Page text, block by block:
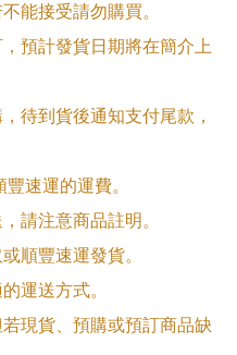
能接受請勿購買。
預計發貨日期將在簡介上
待到貨後通知支付尾款，
速運的運費。
請注意商品註明。
順豐速運發貨。
運送方式。
現貨、預購或預訂商品缺